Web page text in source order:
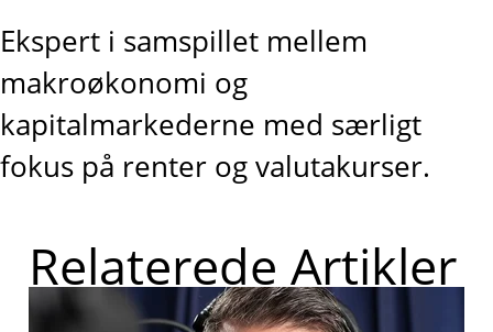
Ekspert i samspillet mellem
makroøkonomi og
kapitalmarkederne med særligt
fokus på renter og valutakurser.
Relaterede Artikler